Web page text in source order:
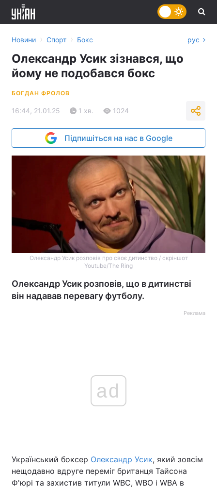
Головна Війна
Новини › Спорт › Бокс рус
Олександр Усик зізнався, що
йому не подобався бокс
БОГДАН ФРОЛОВ
16:44, 21.01.25 1 хв. 1024
Підпишіться на нас в Google
Олександр Усик розповів про своє дитинство / скріншот
Youtube/The Ring
Олександр Усик розповів, що в дитинстві
він надавав перевагу футболу.
Реклама
ad
Український боксер Олександр Усик, який зовсім
нещодавно вдруге переміг британця Тайсона
Ф'юрі та захистив титули WBC, WBO і WBA в